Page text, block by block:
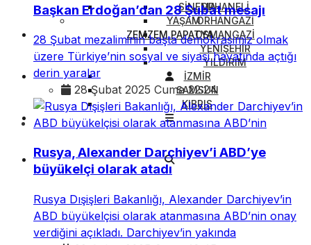
ORHANELİ
ORHANGAZİ
OSMANGAZİ
YENİŞEHİR
YILDIRIM
İZMİR
SAMSUN
KIBRIS
SİNEMA
YAŞAM
ZEMZEM PAPATYA
Başkan Erdoğan’dan 28 Şubat mesajı
28 Şubat mezaliminin başta demokrasimiz olmak
üzere Türkiye’nin sosyal ve siyasi hayatında açtığı
derin yaralar
28 Şubat 2025 Cuma 22:24
Rusya, Alexander Darchiyev’i ABD’ye
büyükelçi olarak atadı
Rusya Dışişleri Bakanlığı, Alexander Darchiyev’in
ABD büyükelçisi olarak atanmasına ABD’nin onay
verdiğini açıkladı. Darchiyev’in yakında